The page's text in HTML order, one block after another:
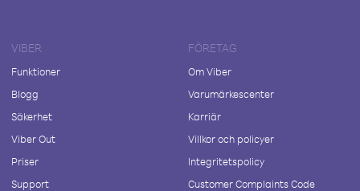
VIBER
Funktioner
Blogg
Säkerhet
Viber Out
Priser
Support
FÖRETAG
Om Viber
Varumärkescenter
Karriär
Villkor och policyer
Integritetspolicy
Customer Complaints Code